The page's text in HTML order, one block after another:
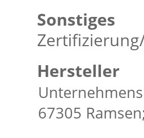
Sonstiges
Hersteller
67305